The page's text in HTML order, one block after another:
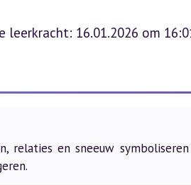
leerkracht: 16.01.2026 om
relaties en sneeuw